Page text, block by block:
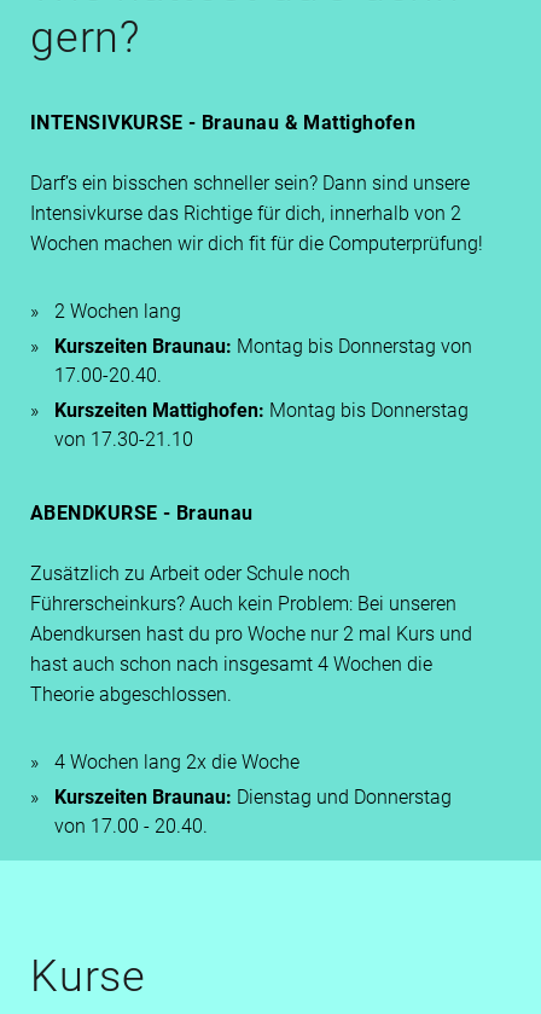
gern?
INTENSIVKURSE - Braunau & Mattighofen
Darf’s ein bisschen schneller sein? Dann sind unsere
Intensivkurse das Richtige für dich, innerhalb von 2
Wochen machen wir dich fit für die Computerprüfung!
2 Wochen lang
Kurszeiten Braunau: Montag bis Donnerstag von
17.00-20.40.
Kurszeiten Mattighofen: Montag bis Donnerstag
von 17.30-21.10
ABENDKURSE - Braunau
Zusätzlich zu Arbeit oder Schule noch
Führerscheinkurs? Auch kein Problem: Bei unseren
Abendkursen hast du pro Woche nur 2 mal Kurs und
hast auch schon nach insgesamt 4 Wochen die
Theorie abgeschlossen.
4 Wochen lang 2x die Woche
Kurszeiten Braunau: Dienstag und Donnerstag
von 17.00 - 20.40.
Kurse